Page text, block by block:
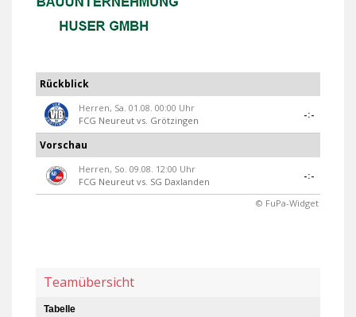
Rückblick
Herren, Sa. 01.08. 00:00 Uhr
FCG Neureut vs. Grötzingen
-:-
Vorschau
Herren, So. 09.08. 12:00 Uhr
FCG Neureut vs. SG Daxlanden
-:-
© FuPa-Widget
Teamübersicht
Tabelle